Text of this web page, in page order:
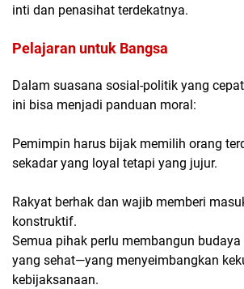
inti dan penasihat terdekatnya.
Pelajaran untuk Bangsa
Dalam suasana sosial-politik yang
ini bisa menjadi panduan moral:
Pemimpin harus bijak memilih orang
sekadar yang loyal tetapi yang jujur.
Rakyat berhak dan wajib memberi
konstruktif.
Semua pihak perlu membangun
yang sehat—yang menyeimbangkan
kebijaksanaan.